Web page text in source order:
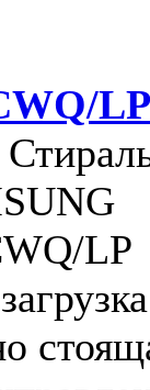
LP
LP